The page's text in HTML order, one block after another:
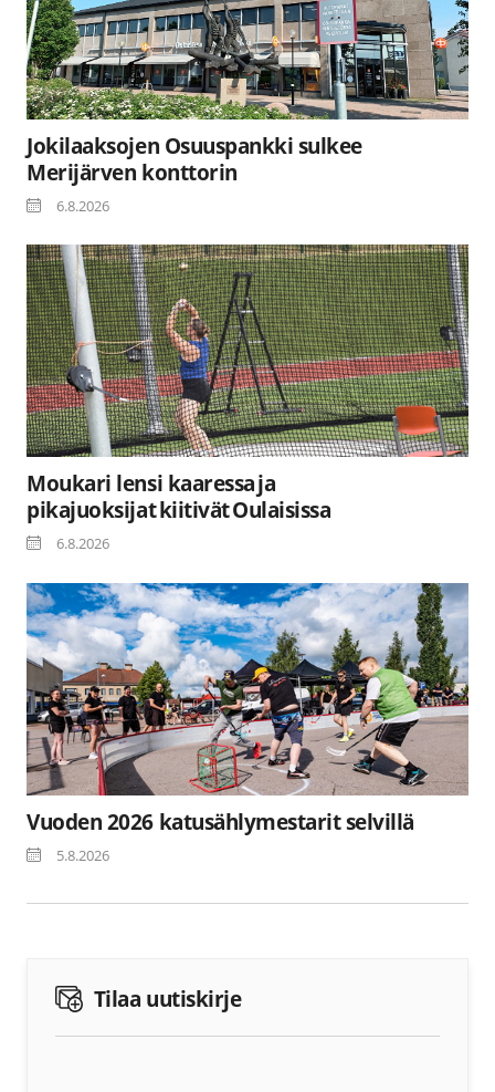
Jokilaaksojen Osuuspankki sulkee
Merijärven konttorin
6.8.2026
Moukari lensi kaaressa ja
pikajuoksijat kiitivät Oulaisissa
6.8.2026
Vuoden 2026 katusählymestarit selvillä
5.8.2026
Tilaa uutiskirje